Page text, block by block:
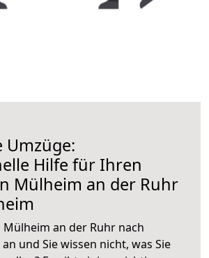
Umzüge:
Hilfe für Ihren
Mülheim an der Ruhr
an der Ruhr nach
und Sie wissen nicht, was Sie